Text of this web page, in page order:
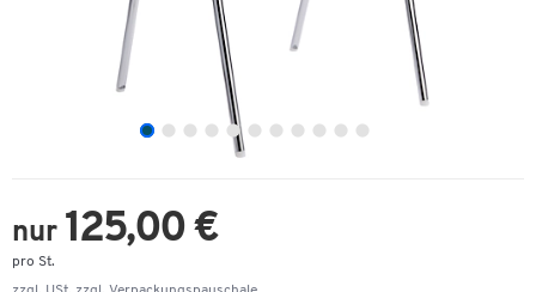
nur 125,00 €
pro St.